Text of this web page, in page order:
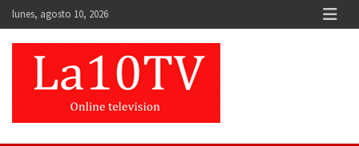
Skip
to
content
lunes, agosto 10, 2026